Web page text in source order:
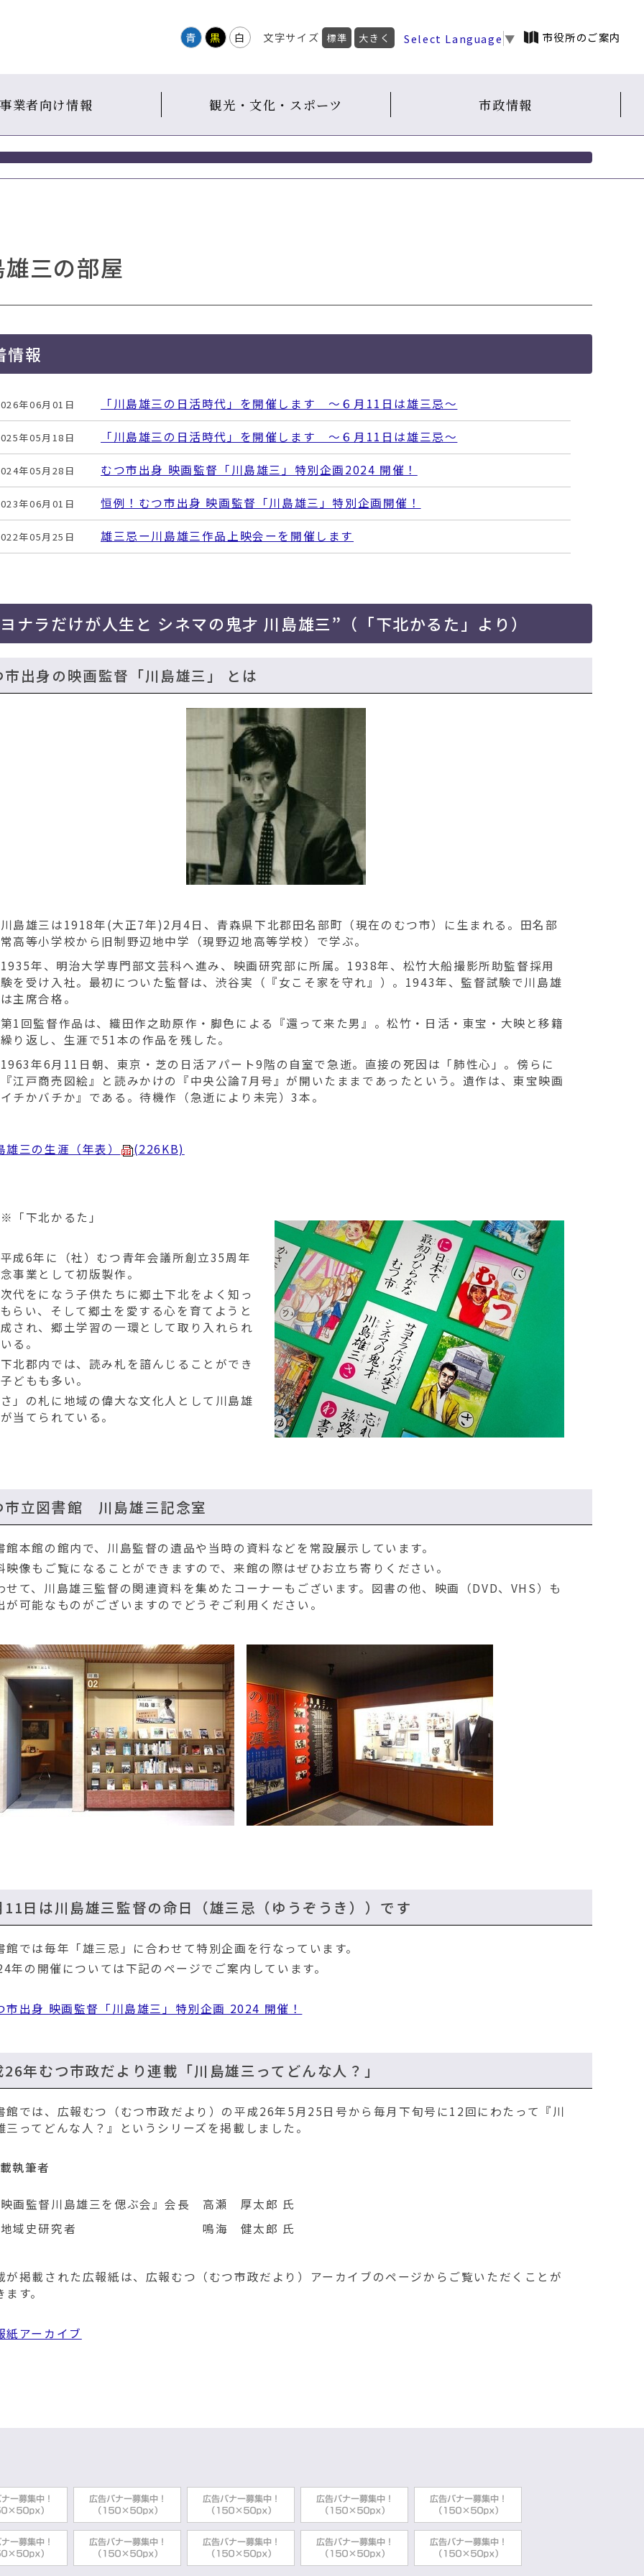
青 黒 白 文字サイズ 標準 大きく Select Language ▼ 市役所のご案内
事業者向け情報 観光・文化・スポーツ 市政情報
三の部屋
情報
年06月01日 「川島雄三の日活時代」を開催します ～６月11日は雄三忌～
年05月18日 「川島雄三の日活時代」を開催します ～６月11日は雄三忌～
年05月28日 むつ市出身 映画監督「川島雄三」特別企画2024 開催！
年06月01日 恒例！むつ市出身 映画監督「川島雄三」特別企画開催！
年05月25日 雄三忌ー川島雄三作品上映会ーを開催します
ナラだけが人生と シネマの鬼才 川島雄三”（「下北かるた」より）
市出身の映画監督「川島雄三」 とは
雄三は1918年(大正7年)2月4日、青森県下北郡田名部町（現在のむつ市）に生まれる。田名部
高等小学校から旧制野辺地中学（現野辺地高等学校）で学ぶ。
年、明治大学専門部文芸科へ進み、映画研究部に所属。1938年、松竹大船撮影所助監督採用
を受け入社。最初についた監督は、渋谷実（『女こそ家を守れ』）。1943年、監督試験で川島雄
主席合格。
回監督作品は、織田作之助原作・脚色による『還って来た男』。松竹・日活・東宝・大映と移籍
り返し、生涯で51本の作品を残した。
年6月11日朝、東京・芝の日活アパート9階の自室で急逝。直接の死因は「肺性心」。傍らに
江戸商売図絵』と読みかけの『中央公論7月号』が開いたままであったという。遺作は、東宝映画
チかバチか』である。待機作（急逝により未完）3本。
雄三の生涯（年表） (226KB)
下北かるた」
6年に（社）むつ青年会議所創立35周年
事業として初版製作。
をになう子供たちに郷土下北をよく知っ
らい、そして郷土を愛する心を育てようと
され、郷土学習の一環として取り入れられ
る。
郡内では、読み札を諳んじることができ
どもも多い。
」の札に地域の偉大な文化人として川島雄
当てられている。
市立図書館 川島雄三記念室
館本館の館内で、川島監督の遺品や当時の資料などを常設展示しています。
映像もご覧になることができますので、来館の際はぜひお立ち寄りください。
せて、川島雄三監督の関連資料を集めたコーナーもございます。図書の他、映画（DVD、VHS）も
が可能なものがございますのでどうぞご利用ください。
11日は川島雄三監督の命日（雄三忌（ゆうぞうき））です
館では毎年「雄三忌」に合わせて特別企画を行なっています。
年の開催については下記のページでご案内しています。
市出身 映画監督「川島雄三」特別企画 2024 開催！
26年むつ市政だより連載「川島雄三ってどんな人？」
館では、広報むつ（むつ市政だより）の平成26年5月25日号から毎月下旬号に12回にわたって『川
三ってどんな人？』というシリーズを掲載しました。
執筆者
画監督川島雄三を偲ぶ会』会長
高瀬 厚太郎 氏
史研究者
鳴海 健太郎 氏
が掲載された広報紙は、広報むつ（むつ市政だより）アーカイブのページからご覧いただくことが
す。
紙アーカイブ